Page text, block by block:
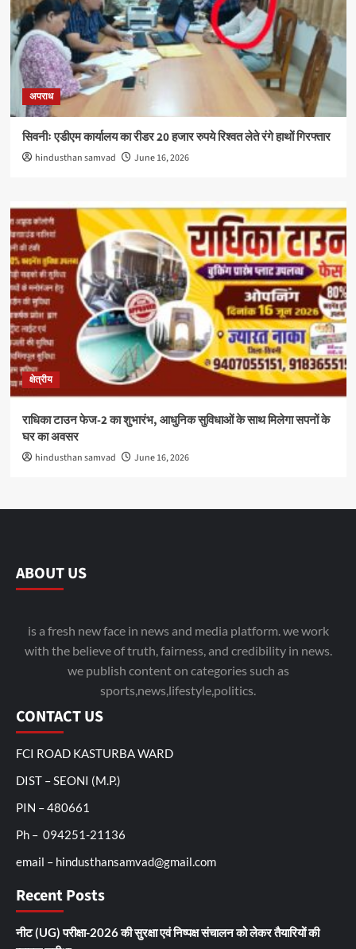
अपराध
सिवनीः एडीएम कार्यालय का रीडर 20 हजार रुपये रिश्वत लेते रंगे हाथों गिरफ्तार
hindusthan samvad June 16, 2026
क्षेत्रीय
राधिका टाउन फेज-2 का शुभारंभ, आधुनिक सुविधाओं के साथ मिलेगा सपनों के
घर का अवसर
hindusthan samvad June 16, 2026
ABOUT US
is a fresh new face in news and media platform. we work
with the believe of truth, fairness, and credibility in news.
we publish content on categories such as
sports,news,lifestyle,politics.
CONTACT US
FCI ROAD KASTURBA WARD
DIST – SEONI (M.P.)
PIN – 480661
Ph – 094251-21136
email – hindusthansamvad@gmail.com
Recent Posts
नीट (UG) परीक्षा-2026 की सुरक्षा एवं निष्पक्ष संचालन को लेकर तैयारियों की